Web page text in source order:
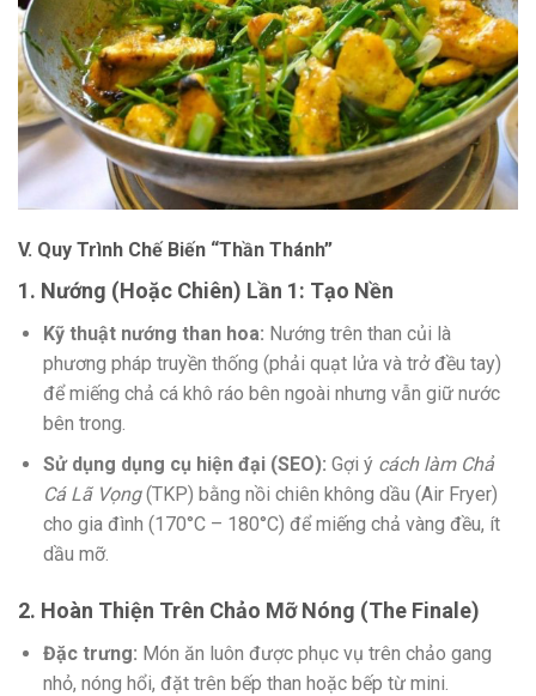
V. Quy Trình Chế Biến “Thần Thánh”
1. Nướng (Hoặc Chiên) Lần 1: Tạo Nền
Kỹ thuật nướng than hoa: Nướng trên than củi là
phương pháp truyền thống (phải quạt lửa và trở đều tay)
để miếng chả cá khô ráo bên ngoài nhưng vẫn giữ nước
bên trong.
Sử dụng dụng cụ hiện đại (SEO): Gợi ý cách làm Chả
Cá Lã Vọng(TKP) bằng nồi chiên không dầu (Air Fryer)
cho gia đình (170°C – 180°C) để miếng chả vàng đều, ít
dầu mỡ.
2. Hoàn Thiện Trên Chảo Mỡ Nóng (The Finale)
Đặc trưng: Món ăn luôn được phục vụ trên chảo gang
nhỏ, nóng hổi, đặt trên bếp than hoặc bếp từ mini.